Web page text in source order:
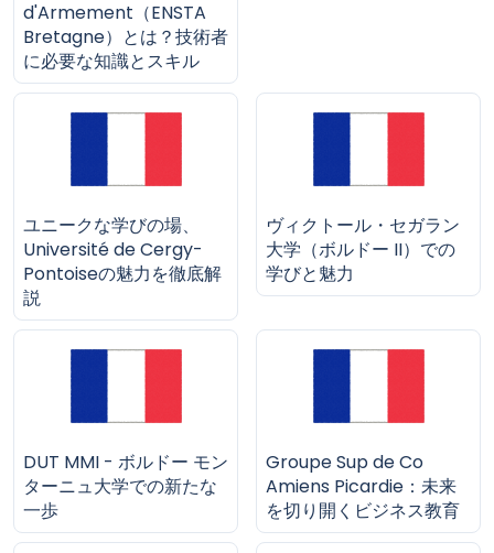
d'Armement（ENSTA
Bretagne）とは？技術者
に必要な知識とスキル
ユニークな学びの場、
Université de Cergy-
Pontoiseの魅力を徹底解
説
ヴィクトール・セガラン
大学（ボルドー II）での
学びと魅力
DUT MMI - ボルドー モン
ターニュ大学での新たな
一歩
Groupe Sup de Co
Amiens Picardie：未来
を切り開くビジネス教育